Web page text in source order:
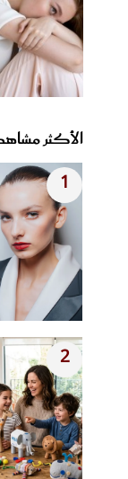
الأكثر
1
2